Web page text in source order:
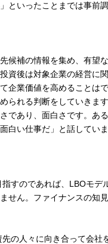
といったことまでは事前
候補の情報を集め、有望
資後は対象企業の経営に
企業価値を高めることは
られる判断をしていき
であり、面白さです。あ
白い仕事だ」と話していま
すのであれば、LBOモ
せん。ファイナンスの知
の人々に向き合って会